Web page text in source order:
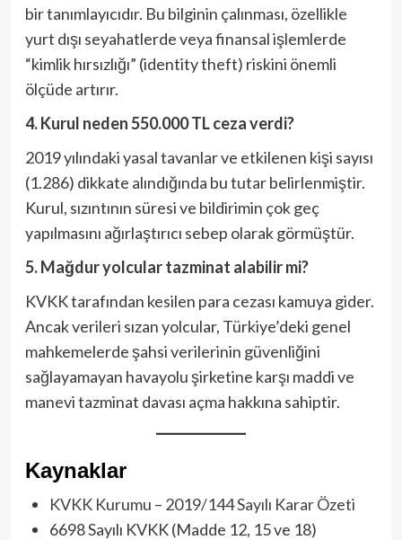
bir tanımlayıcıdır. Bu bilginin çalınması, özellikle
yurt dışı seyahatlerde veya finansal işlemlerde
“kimlik hırsızlığı” (identity theft) riskini önemli
ölçüde artırır.
4. Kurul neden 550.000 TL ceza verdi?
2019 yılındaki yasal tavanlar ve etkilenen kişi sayısı
(1.286) dikkate alındığında bu tutar belirlenmiştir.
Kurul, sızıntının süresi ve bildirimin çok geç
yapılmasını ağırlaştırıcı sebep olarak görmüştür.
5. Mağdur yolcular tazminat alabilir mi?
KVKK tarafından kesilen para cezası kamuya gider.
Ancak verileri sızan yolcular, Türkiye’deki genel
mahkemelerde şahsi verilerinin güvenliğini
sağlayamayan havayolu şirketine karşı maddi ve
manevi tazminat davası açma hakkına sahiptir.
Kaynaklar
KVKK Kurumu – 2019/144 Sayılı Karar Özeti
6698 Sayılı KVKK (Madde 12, 15 ve 18)